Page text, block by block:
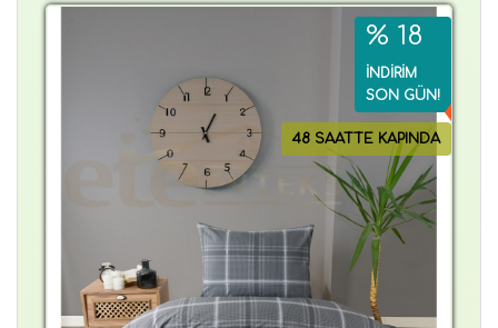
48 SAATTE KAPINDA
% 18
İNDİRİM
SON GÜN!